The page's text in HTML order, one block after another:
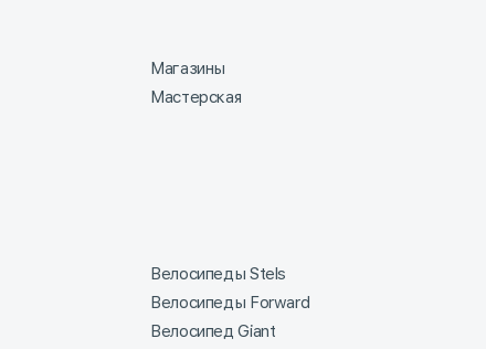
Магазины
Мастерская
Велосипеды Stels
Велосипеды Forward
Велосипед Giant